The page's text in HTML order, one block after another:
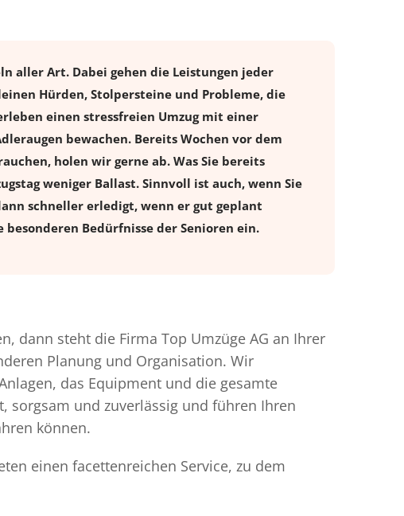
aller Art. Dabei gehen die Leistungen jeder
Hürden, Stolpersteine und Probleme, die
einen stressfreien Umzugmit einer
bewachen. Bereits Wochen vor dem
holen wir gerne ab. Was Sie bereits
weniger Ballast. Sinnvoll ist auch, wenn Sie
schneller erledigt, wenn er gut geplant
Bedürfnisse der Senioren ein.
dann steht die Firma Top Umzüge AG an Ihrer
Planung und Organisation. Wir
das Equipment und die gesamte
sorgsam und zuverlässig und führen Ihren
können.
einen facettenreichen Service, zu dem